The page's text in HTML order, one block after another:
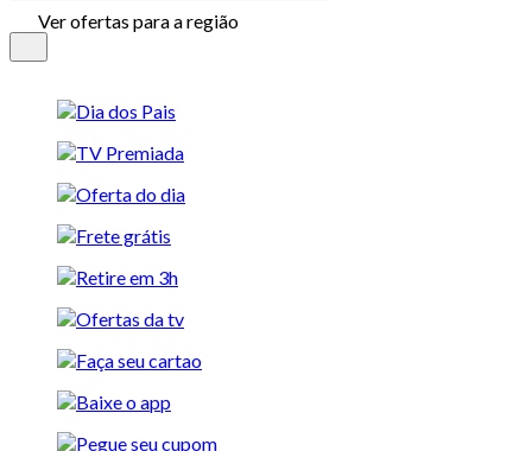
Ver ofertas para a região